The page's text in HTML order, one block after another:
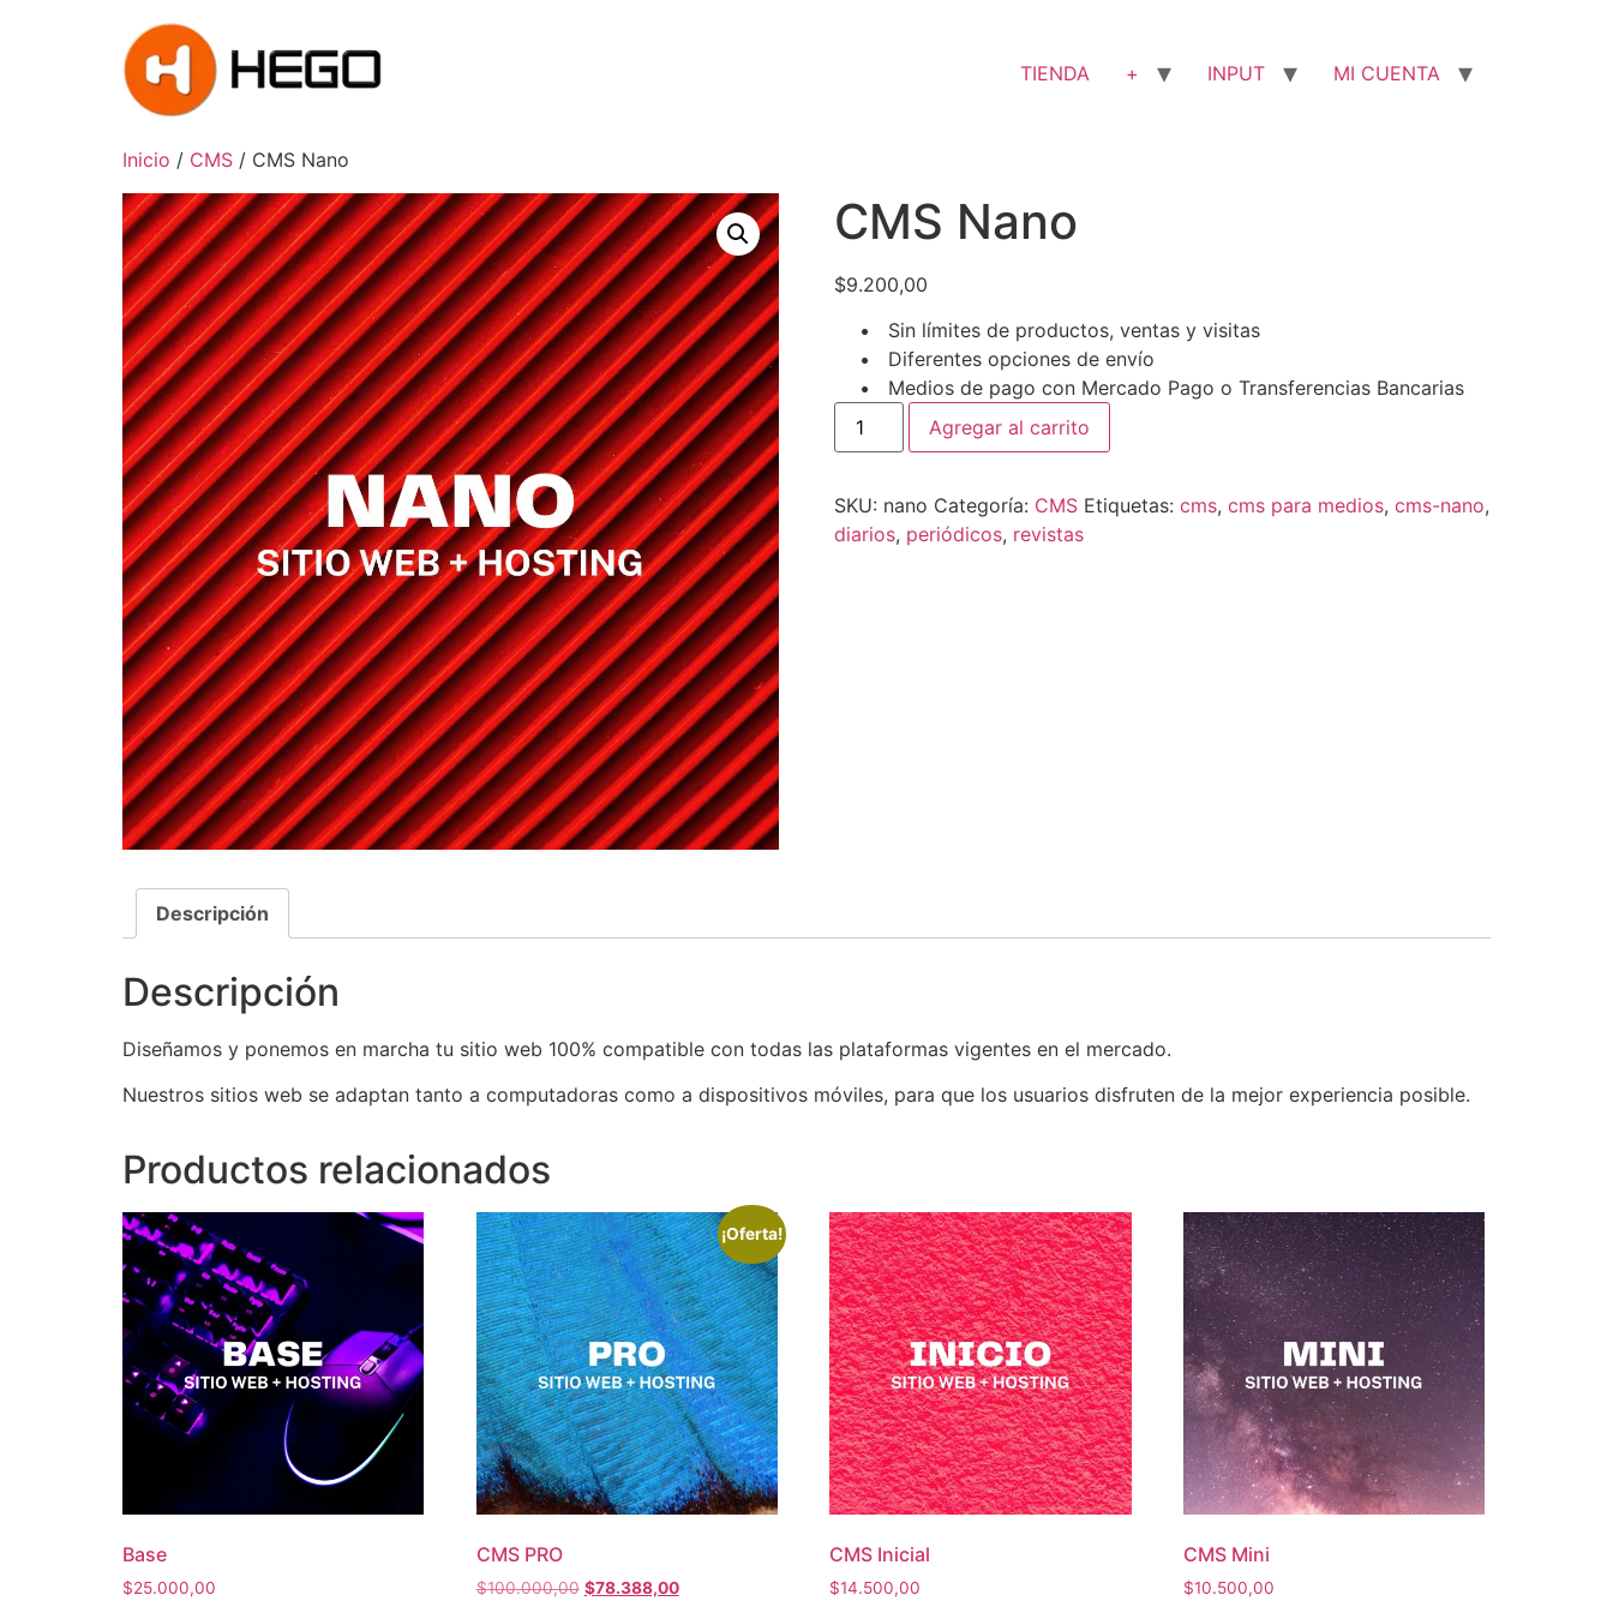
TIENDA + INPUT MI CUENTA
Inicio / CMS / CMS Nano
CMS Nano
$9.200,00
Sin límites de productos, ventas y visitas
Diferentes opciones de envío
Medios de pago con Mercado Pago o Transferencias Bancarias
Agregar al carrito
SKU: nano Categoría: CMS Etiquetas: cms, cms para medios, cms-nano,
diarios, periódicos, revistas
Descripción
Descripción
Diseñamos y ponemos en marcha tu sitio web 100% compatible con todas las plataformas vigentes en el mercado.
Nuestros sitios web se adaptan tanto a computadoras como a dispositivos móviles, para que los usuarios disfruten de la mejor experiencia posible.
Productos relacionados
Base
$25.000,00
¡Oferta!
CMS PRO
$100.000,00 $78.388,00
CMS Inicial
$14.500,00
CMS Mini
$10.500,00